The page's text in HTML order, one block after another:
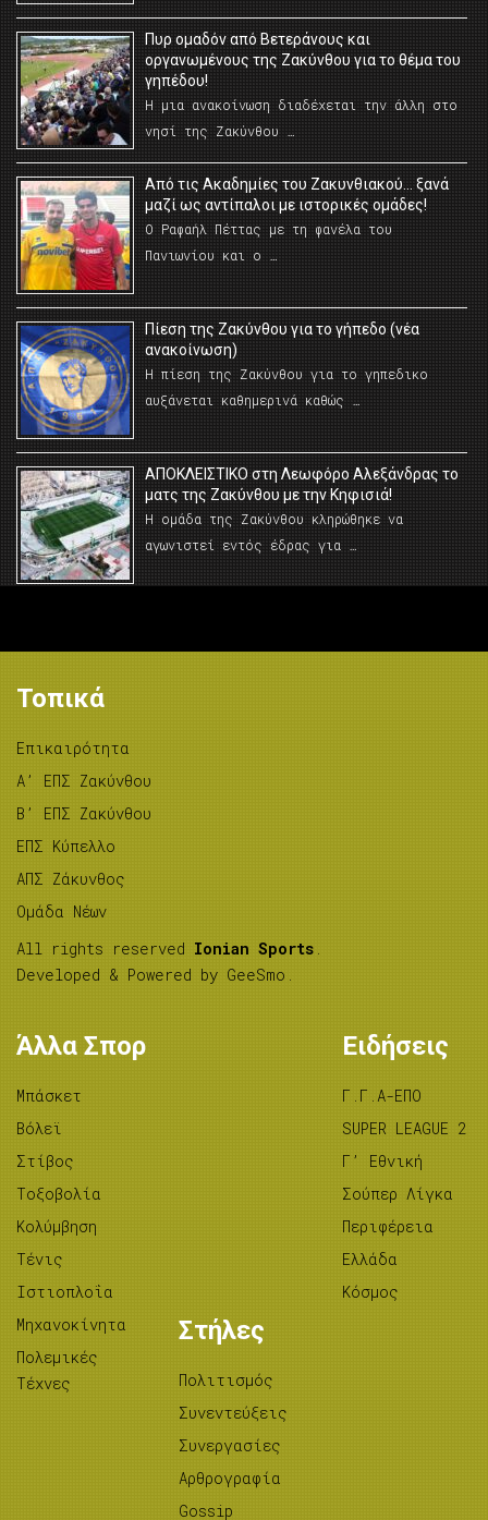
Πυρ ομαδόν από Βετεράνους και
οργανωμένους της Ζακύνθου για το θέμα του
γηπέδου!
Η μια ανακοίνωση διαδέχεται την άλλη στο
νησί της Ζακύνθου …
Από τις Ακαδημίες του Ζακυνθιακού… ξανά
μαζί ως αντίπαλοι με ιστορικές ομάδες!
Ο Ραφαήλ Πέττας με τη φανέλα του
Πανιωνίου και ο …
Πίεση της Ζακύνθου για το γήπεδο (νέα
ανακοίνωση)
Η πίεση της Ζακύνθου για το γηπεδικο
αυξάνεται καθημερινά καθώς …
AΠΟΚΛΕΙΣΤΙΚΟ στη Λεωφόρο Αλεξάνδρας το
ματς της Ζακύνθου με την Κηφισιά!
Η ομάδα της Ζακύνθου κληρώθηκε να
αγωνιστεί εντός έδρας για …
Τοπικά
Επικαιρότητα
A’ ΕΠΣ Ζακύνθου
B’ ΕΠΣ Ζακύνθου
ΕΠΣ Κύπελλο
ΑΠΣ Ζάκυνθος
Ομάδα Νέων
All rights reserved Ionian Sports .
Developed & Powered by GeeSmo .
Άλλα Σπορ
Μπάσκετ
Βόλεϊ
Στίβος
Tοξοβολία
Κολύμβηση
Τένις
Ιστιοπλοΐα
Μηχανοκίνητα
Πολεμικές
Τέχνες
Ειδήσεις
Γ.Γ.Α-ΕΠΟ
SUPER LEAGUE 2
Γ’ Εθνική
Σούπερ Λίγκα
Περιφέρεια
Ελλάδα
Κόσμος
Στήλες
Πολιτισμός
Συνεντεύξεις
Συνεργασίες
Αρθρογραφία
Gossip